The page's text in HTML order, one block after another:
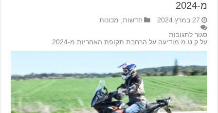
מ-2024
27 במרץ 2024 חדשות, מכונות
סגור לתגובות
על ק.ט.מ מודיעה על הרחבת תקופת האחריות מ-2024